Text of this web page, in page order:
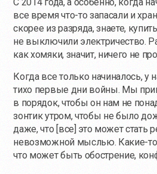
все времячто-тозапасали и
скорее из разряда, знаете,
не выключили электричество.
как хомяки, значит, ничего не
Когда все только начиналось, у
тихо первые дни войны. Мы
в порядок, чтобы он нам не
зонтик утром, чтобы не было
даже, что [все] это может стать
невозможной мыслью. Какие-то
что может быть обострение,